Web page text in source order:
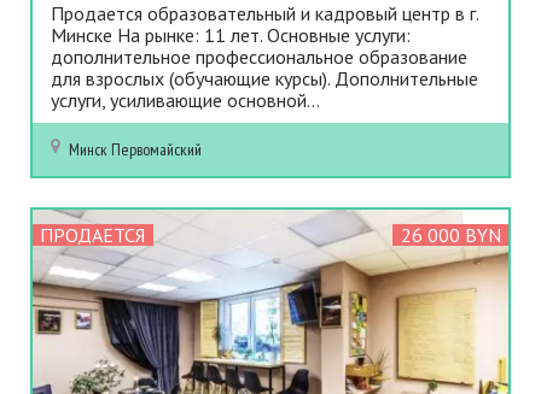
Продается образовательный и кадровый центр в г.
Минске На рынке: 11 лет. Основные услуги:
дополнительное профессиональное образование
для взрослых (обучающие курсы). Дополнительные
услуги, усиливающие основной...
Минск Первомайский
ПРОДАЕТСЯ 26 000 BYN